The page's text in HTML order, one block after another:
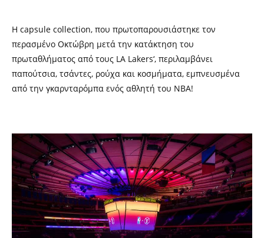
Η capsule collection, που πρωτοπαρουσιάστηκε τον
περασμένο Οκτώβρη μετά την κατάκτηση του
πρωταθλήματος από τους LA Lakers‘, περιλαμβάνει
παπούτσια, τσάντες, ρούχα και κοσμήματα, εμπνευσμένα
από την γκαρνταρόμπα ενός αθλητή του NBA!